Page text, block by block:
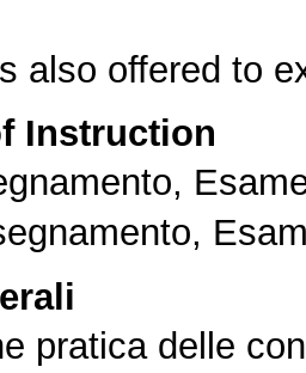
also offered to
Instruction
pratica delle